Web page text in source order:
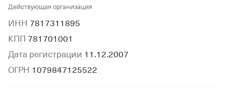
Действующая организация
ИНН 7817311895
КПП 781701001
Дата регистрации 11.12.2007
ОГРН 1079847125522